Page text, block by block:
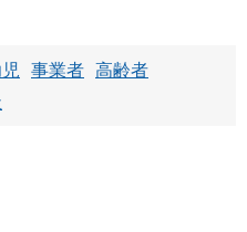
事業者 高齢者